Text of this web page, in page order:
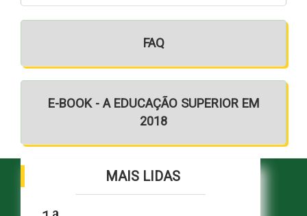
FAQ
E-BOOK - A EDUCAÇÃO SUPERIOR EM
2018
MAIS LIDAS